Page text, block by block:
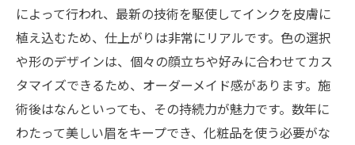
によって行われ、最新の技術を駆使してインクを皮膚に
植え込むため、仕上がりは非常にリアルです。色の選択
や形のデザインは、個々の顔立ちや好みに合わせてカス
タマイズできるため、オーダーメイド感があります。施
術後はなんといっても、その持続力が魅力です。数年に
わたって美しい眉をキープでき、化粧品を使う必要がな